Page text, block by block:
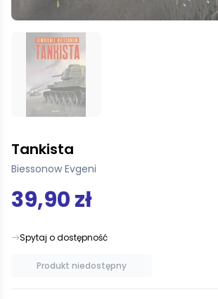
Tankista
Biessonow Evgeni
39,90 zł
Spytaj o dostępność
Produkt niedostępny